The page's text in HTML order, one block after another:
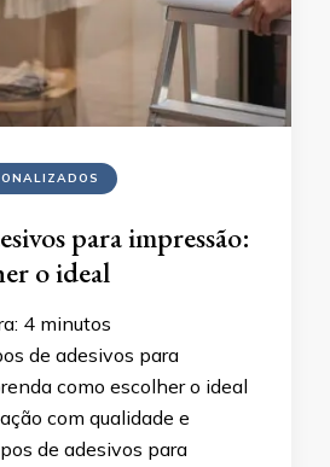
para impressão:
o ideal
4 minutos
de adesivos para
como escolher o ideal
com qualidade e
de adesivos para